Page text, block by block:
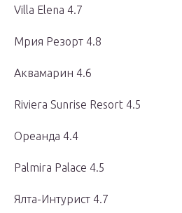
Villa Elena 4.7
Мрия Резорт 4.8
Аквамарин 4.6
Riviera Sunrise Resort 4.5
Ореанда 4.4
Palmira Palace 4.5
Ялта-Интурист 4.7